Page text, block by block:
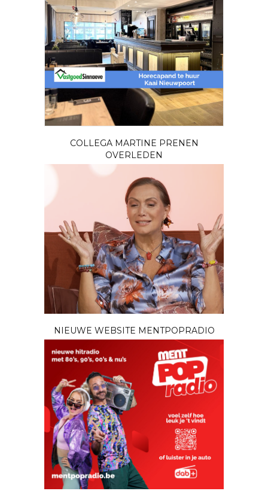
COLLEGA MARTINE PRENEN
OVERLEDEN
NIEUWE WEBSITE MENTPOPRADIO